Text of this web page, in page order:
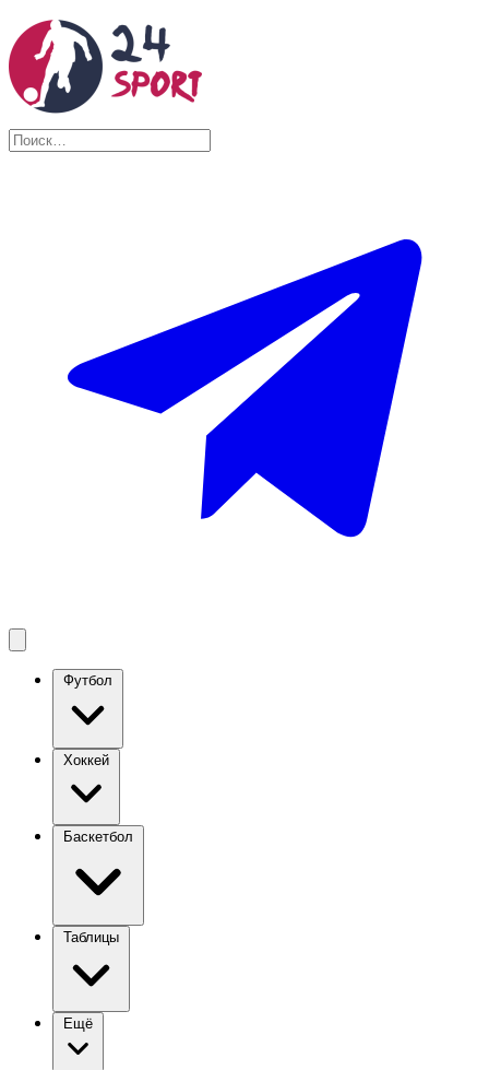
Футбол
Хоккей
Баскетбол
Таблицы
Ещё